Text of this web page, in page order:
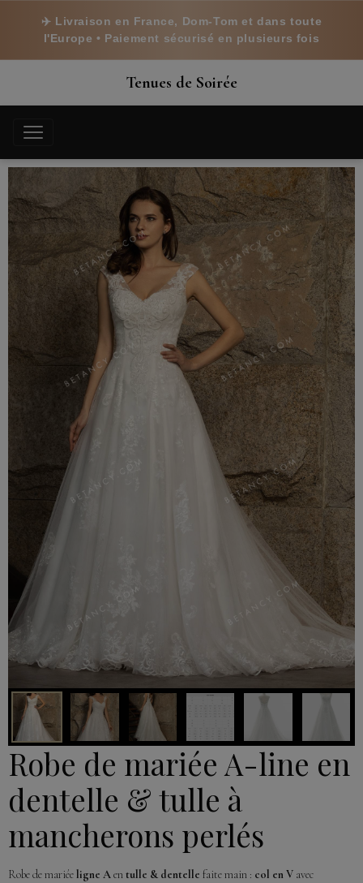
✈️ Livraison en France, Dom-Tom et dans toute
l'Europe • Paiement sécurisé en plusieurs fois
Tenues de Soirée
Robe de mariée A-line en
dentelle & tulle à
mancherons perlés
Robe de mariéeligne Aen tulle & dentelle faite main : col en V avec